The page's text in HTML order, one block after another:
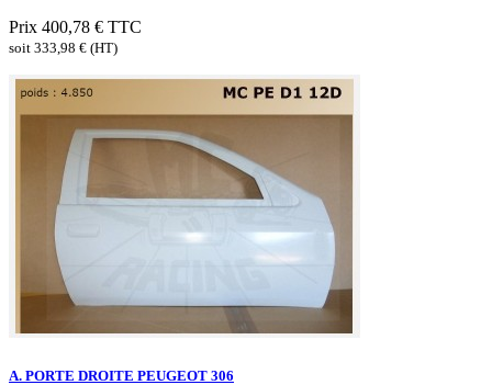
Prix 400,78 € TTC
soit 333,98 € (HT)
A. PORTE DROITE PEUGEOT 306